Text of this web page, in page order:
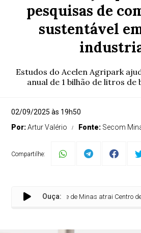
pesquisas de
sustentável
Estudos do Acelen Agripark
anual de 1 bilhão de litros de
02/09/2025 às 19h50
Por:Artur Valério Fonte: Secom
Compartilhe:
Ouça:
Norte de Minas atrai Centro de